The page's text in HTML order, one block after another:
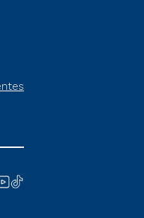
na prova on-line
é um formato do